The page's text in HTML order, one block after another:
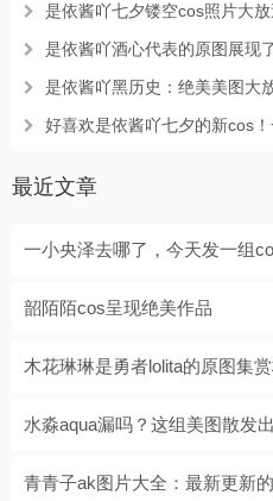
是依酱吖七夕镂空cos照片大
是依酱吖酒心代表的原图展现
是依酱吖黑历史：绝美美图大
好喜欢是依酱吖七夕的新cos
最近文章
一小央泽去哪了，今天发一组
韶陌陌cos呈现绝美作品
木花琳琳是勇者lolita的原图集
水淼aqua漏吗？这组美图散发
青青子ak图片大全：最新更新